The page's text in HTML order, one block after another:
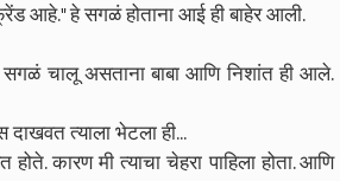
आहे." हे सगळं होताना आई ही बाहेर आली.
चालू असताना बाबा आणि निशांत ही आले.
त्याला भेटला ही...
कारण मी त्याचा चेहरा पाहिला होता. आणि